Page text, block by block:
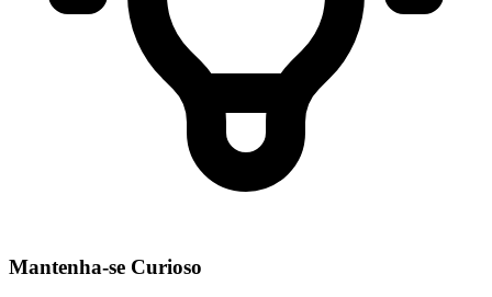
Mantenha-se Curioso